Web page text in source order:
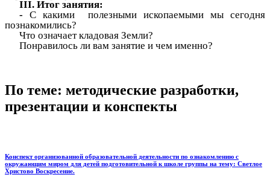
III. Итог занятия:
- С какими полезными ископаемыми мы сегодня
познакомились?
Что означает кладовая Земли?
Понравилось ли вам занятие и чем именно?
По теме: методические разработки,
презентации и конспекты
Конспект организованной образовательной деятельности по ознакомлению с
окружающим миром для детей подготовительной к школе группы на тему: Светлое
Христово Воскресение.